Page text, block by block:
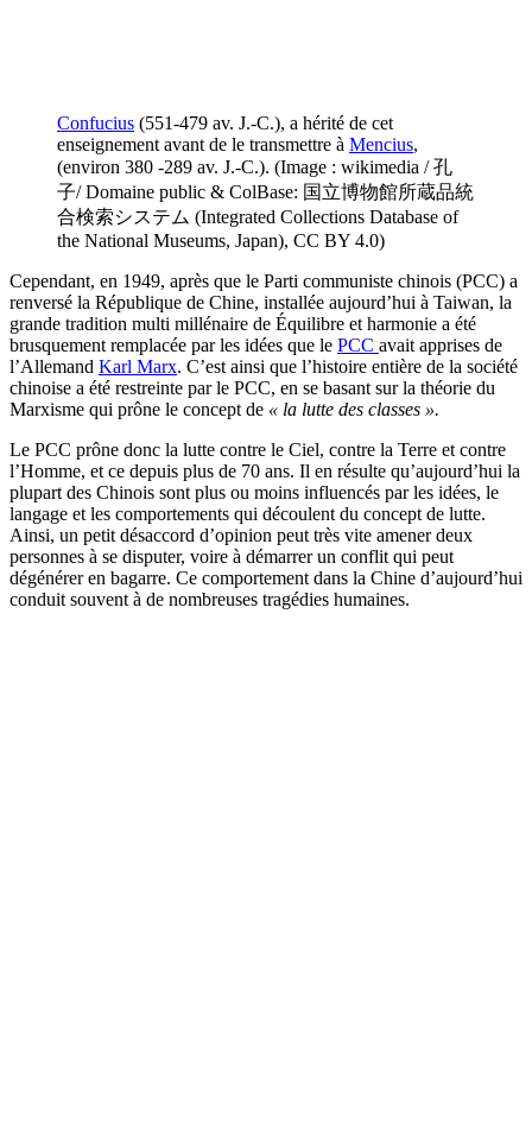
Confucius (551-479 av. J.-C.), a hérité de cet
enseignement avant de le transmettre à Mencius,
(environ 380 -289 av. J.-C.). (Image : wikimedia / 孔
子/ Domaine public & ColBase: 国立博物館所蔵品統
合検索システム (Integrated Collections Database of
the National Museums, Japan), CC BY 4.0)
Cependant, en 1949, après que le Parti communiste chinois (PCC) a
renversé la République de Chine, installée aujourd’hui à Taiwan, la
grande tradition multi millénaire de Équilibre et harmonie a été
brusquement remplacée par les idées que le PCC avait apprises de
l’Allemand Karl Marx. C’est ainsi que l’histoire entière de la société
chinoise a été restreinte par le PCC, en se basant sur la théorie du
Marxisme qui prône le concept de « la lutte des classes ».
Le PCC prône donc la lutte contre le Ciel, contre la Terre et contre
l’Homme, et ce depuis plus de 70 ans. Il en résulte qu’aujourd’hui la
plupart des Chinois sont plus ou moins influencés par les idées, le
langage et les comportements qui découlent du concept de lutte.
Ainsi, un petit désaccord d’opinion peut très vite amener deux
personnes à se disputer, voire à démarrer un conflit qui peut
dégénérer en bagarre. Ce comportement dans la Chine d’aujourd’hui
conduit souvent à de nombreuses tragédies humaines.